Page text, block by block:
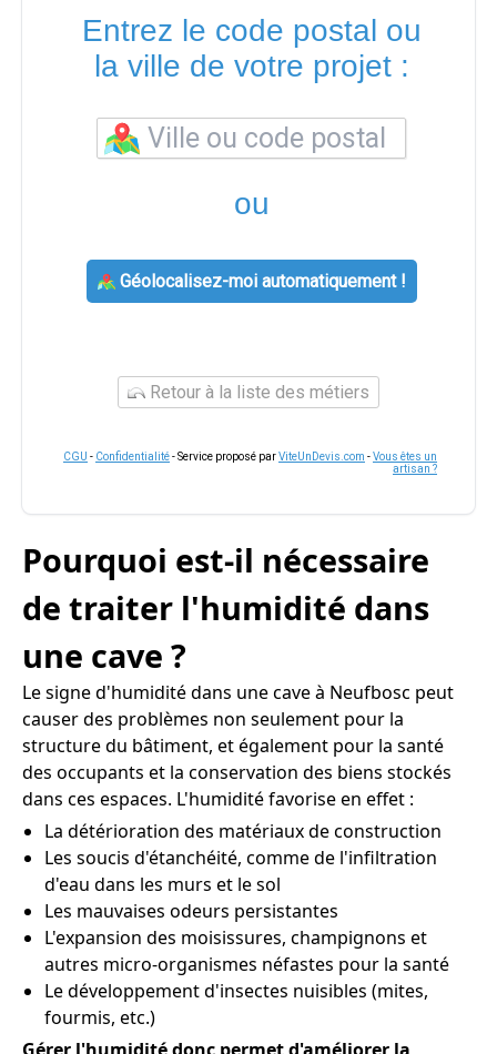
Entrez le code postal ou
la ville de votre projet :
ou
Géolocalisez-moi automatiquement !
Retour à la liste des métiers
CGU - Confidentialité- Service proposé parViteUnDevis.com -Vous êtes un
artisan ?
Pourquoi est-il nécessaire
de traiter l'humidité dans
une cave ?
Le signe d'humidité dans une cave à Neufbosc peut
causer des problèmes non seulement pour la
structure du bâtiment, et également pour la santé
des occupants et la conservation des biens stockés
dans ces espaces. L'humidité favorise en effet :
La détérioration des matériaux de construction
Les soucis d'étanchéité, comme de l'infiltration
d'eau dans les murs et le sol
Les mauvaises odeurs persistantes
L'expansion des moisissures, champignons et
autres micro-organismes néfastes pour la santé
Le développement d'insectes nuisibles (mites,
fourmis, etc.)